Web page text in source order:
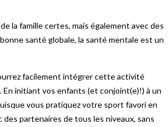
la famille certes, mais également avec des
santé globale, la santé mentale est un
facilement intégrer cette activité
initiant vos enfants (et conjoint(e)!) à un
vous pratiquez votre sport favori en
partenaires de tous les niveaux, sans